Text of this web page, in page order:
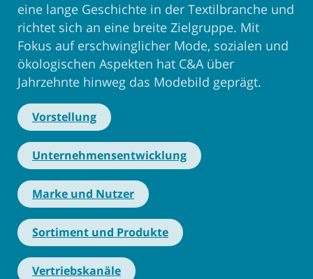
eine lange Geschichte in der Textilbranche und
richtet sich an eine breite Zielgruppe. Mit
Fokus auf erschwinglicher Mode, sozialen und
ökologischen Aspekten hat C&A über
Jahrzehnte hinweg das Modebild geprägt.
Vorstellung
Unternehmensentwicklung
Marke und Nutzer
Sortiment und Produkte
Vertriebskanäle